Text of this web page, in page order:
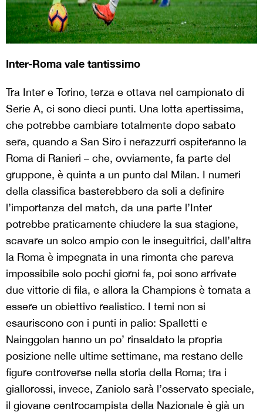
Inter-Roma vale tantissimo
Tra Inter e Torino, terza e ottava nel campionato di
Serie A, ci sono dieci punti. Una lotta apertissima,
che potrebbe cambiare totalmente dopo sabato
sera, quando a San Siro i nerazzurri ospiteranno la
Roma di Ranieri – che, ovviamente, fa parte del
gruppone, è quinta a un punto dal Milan. I numeri
della classifica basterebbero da soli a definire
l’importanza del match, da una parte l’Inter
potrebbe praticamente chiudere la sua stagione,
scavare un solco ampio con le inseguitrici, dall’altra
la Roma è impegnata in una rimonta che pareva
impossibile solo pochi giorni fa, poi sono arrivate
due vittorie di fila, e allora la Champions è tornata a
essere un obiettivo realistico. I temi non si
esauriscono con i punti in palio: Spalletti e
Nainggolan hanno un po’ rinsaldato la propria
posizione nelle ultime settimane, ma restano delle
figure controverse nella storia della Roma; tra i
giallorossi, invece, Zaniolo sarà l’osservato speciale,
il giovane centrocampista della Nazionale è già un